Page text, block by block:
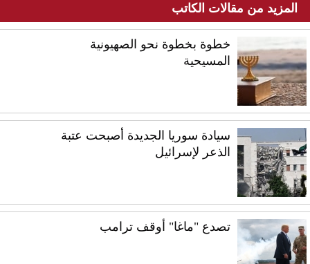
المزيد من مقالات الكاتب
خطوة بخطوة نحو الصهيونية
المسيحية
سيادة سوريا الجديدة أصبحت عتبة
الذعر لإسرائيل
تصدع "ماغا" أوقف ترامب